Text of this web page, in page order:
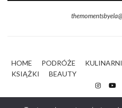
HOME PODRÓŻE
KSIĄŻKI
BEAUTY